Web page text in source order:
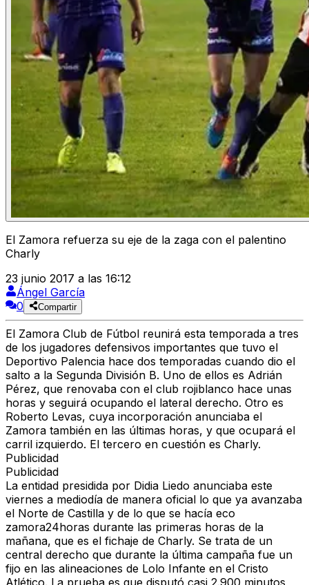
El Zamora refuerza su eje de la zaga con el palentino
Charly
23 junio 2017 a las 16:12
Ángel García
0
Compartir
El Zamora Club de Fútbol reunirá esta temporada a tres
de los jugadores defensivos importantes que tuvo el
Deportivo Palencia hace dos temporadas cuando dio el
salto a la Segunda División B. Uno de ellos es Adrián
Pérez, que renovaba con el club rojiblanco hace unas
horas y seguirá ocupando el lateral derecho. Otro es
Roberto Levas, cuya incorporación anunciaba el
Zamora también en las últimas horas, y que ocupará el
carril izquierdo. El tercero en cuestión es Charly.
Publicidad
Publicidad
La entidad presidida por Didia Liedo anunciaba este
viernes a mediodía de manera oficial lo que ya avanzaba
el Norte de Castilla y de lo que se hacía eco
zamora24horas durante las primeras horas de la
mañana, que es el fichaje de Charly. Se trata de un
central derecho que durante la última campaña fue un
fijo en las alineaciones de Lolo Infante en el Cristo